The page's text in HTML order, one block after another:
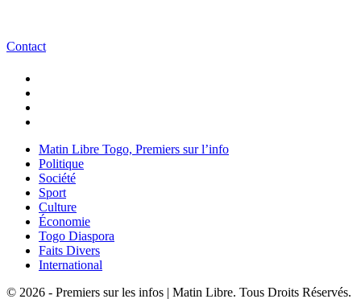
Contact
Matin Libre Togo, Premiers sur l’info
Politique
Société
Sport
Culture
Économie
Togo Diaspora
Faits Divers
International
© 2026 - Premiers sur les infos | Matin Libre. Tous Droits Réservés.